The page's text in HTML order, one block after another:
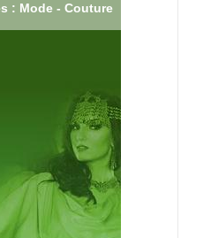
: Mode - Couture